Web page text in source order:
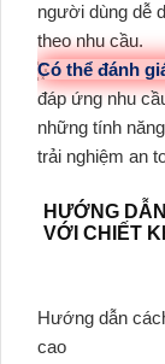
người dùng dễ
theo nhu cầu.
Có thể đánh
đáp ứng nhu
những tính
trải nghiệm an
HƯỚNG
VỚI CHIẾT
Hướng dẫn
cao